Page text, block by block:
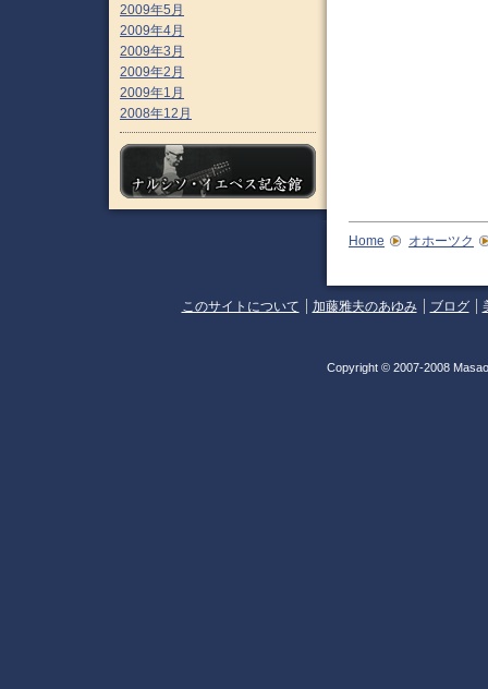
2009年5月
2009年4月
2009年3月
2009年2月
2009年1月
2008年12月
Home オホーツク
このサイトについて 加藤雅夫のあゆみ ブログ
Copyright © 2007-2008